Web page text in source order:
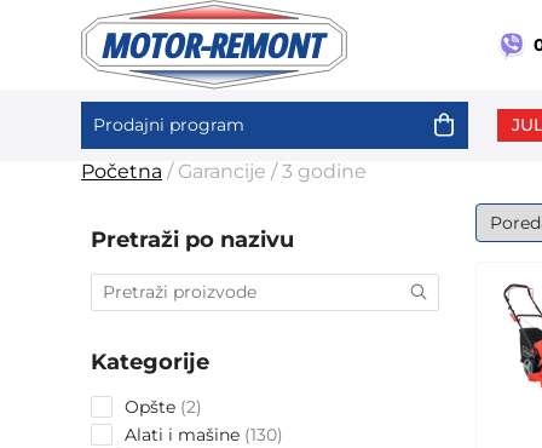
Prodajni program
Početna / Garancije / 3 godine
Pretraži po nazivu
Kategorije
Opšte 22
products
Alati i mašine 130130